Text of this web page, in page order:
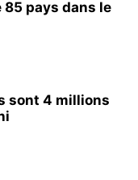
85 pays dans le
sont 4 millions